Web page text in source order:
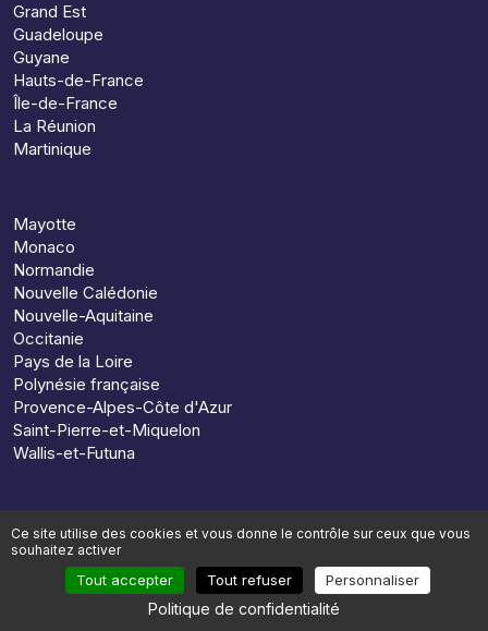
Grand Est
Guadeloupe
Guyane
Hauts-de-France
Île-de-France
La Réunion
Martinique
Mayotte
Monaco
Normandie
Nouvelle Calédonie
Nouvelle-Aquitaine
Occitanie
Pays de la Loire
Polynésie française
Provence-Alpes-Côte d'Azur
Saint-Pierre-et-Miquelon
Wallis-et-Futuna
© 2026, Preparun. Tous droits réservés
Mentions légalesConditions générales de vente
Ce site utilise des cookies et vous donne le contrôle sur ceux que vous
souhaitez activer
Tout accepter Tout refuser Personnaliser
Politique de confidentialité